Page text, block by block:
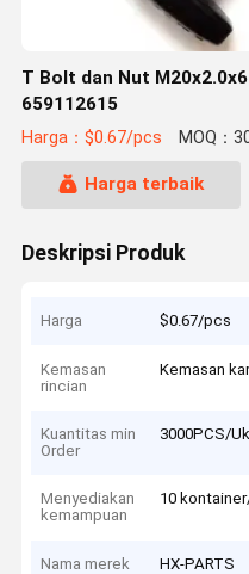
T Bolt dan Nut
659112615
Harga：$0.67/pcs MOQ：
Harga terbaik
Deskripsi Produk
Harga $0.67/pcs
Kemasan
rincian
Kemasan
Kuantitas min
Order
3000PCS/
Menyediakan
kemampuan
10
Nama merek HX-PARTS